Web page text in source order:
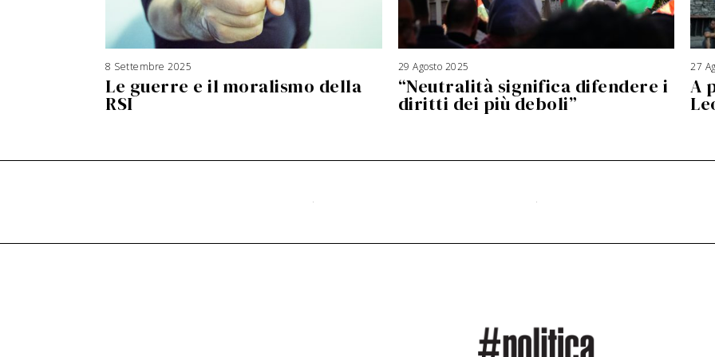
8 Settembre 2025
g
o
s
Le guerre e il moralismo della
RSI
29 Agosto 2025
g
o
s
t
o
“Neutralità significa difendere i
diritti dei più deboli”
27
A